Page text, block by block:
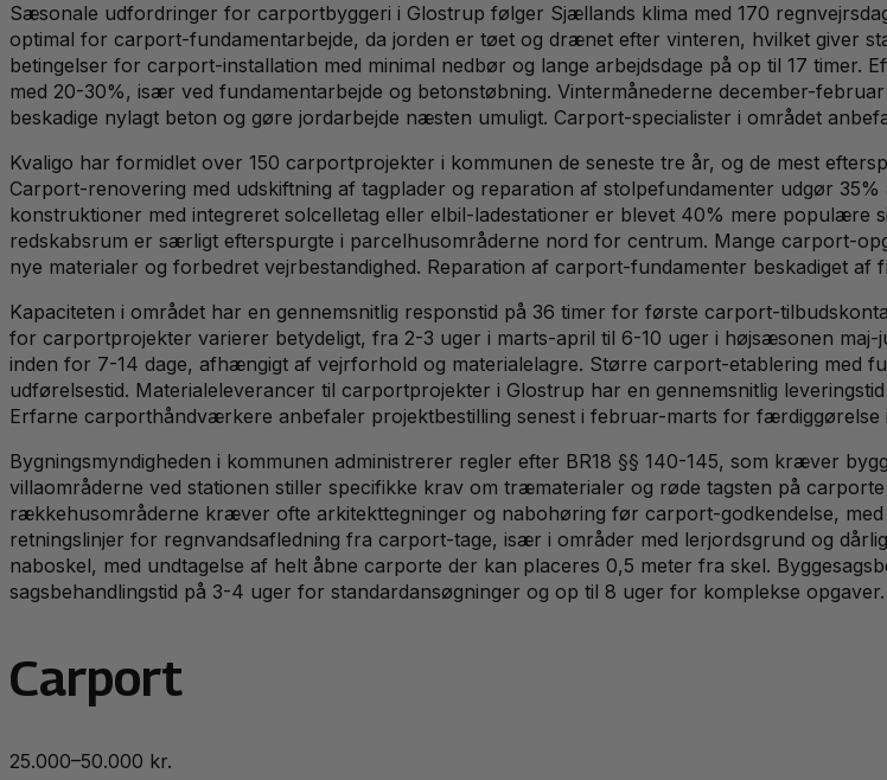
Sæsonale udfordringer for carportbyggeri i Glostrup følger Sjællands klima med 170
optimal for carport-fundamentarbejde, da jorden er tøet og drænet efter vinteren, hvilket giver
betingelser for carport-installation med minimal nedbør og lange arbejdsdage på op til 17
med 20-30%, især ved fundamentarbejde og betonstøbning. Vintermånederne december-
beskadige nylagt beton og gøre jordarbejde næsten umuligt. Carport-specialister i området
Kvaligo har formidlet over 150 carportprojekter i kommunen de seneste tre år, og de mest
Carport-renovering med udskiftning af tagplader og reparation af stolpefundamenter udgør
konstruktioner med integreret solcelletag eller elbil-ladestationer er blevet 40% mere
redskabsrum er særligt efterspurgte i parcelhusområderne nord for centrum. Mange carport-
nye materialer og forbedret vejrbestandighed. Reparation af carport-fundamenter beskadiget
Kapaciteten i området har en gennemsnitlig responstid på 36 timer for første carport-
for carportprojekter varierer betydeligt, fra 2-3 uger i marts-april til 6-10 uger i højsæsonen
inden for 7-14 dage, afhængigt af vejrforhold og materialelagre. Større carport-etablering med
udførelsestid. Materialeleverancer til carportprojekter i Glostrup har en gennemsnitlig
Erfarne carporthåndværkere anbefaler projektbestilling senest i februar-marts for færdiggørelse
Bygningsmyndigheden i kommunen administrerer regler efter BR18 §§ 140-145, som kræver
villaområderne ved stationen stiller specifikke krav om træmaterialer og røde tagsten på
rækkehusområderne kræver ofte arkitekttegninger og nabohøring før carport-godkendelse,
retningslinjer for regnvandsafledning fra carport-tage, især i områder med lerjordsgrund og
naboskel, med undtagelse af helt åbne carporte der kan placeres 0,5 meter fra skel.
sagsbehandlingstid på 3-4 uger for standardansøgninger og op til 8 uger for komplekse opgaver.
Carport
25.000–50.000 kr.